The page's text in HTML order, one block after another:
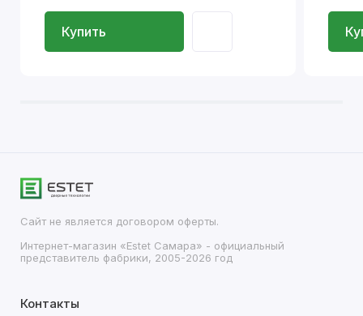
Купить
Сайт не является договором оферты.
Интернет-магазин «Estet Самара» - официальный
представитель фабрики, 2005-2026 год
Контакты